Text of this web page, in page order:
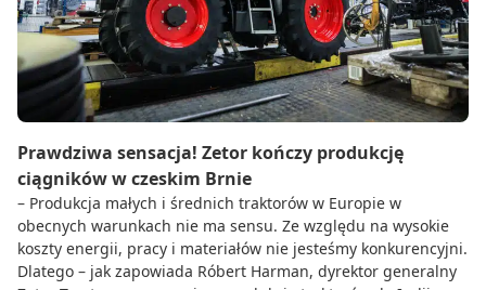
Prawdziwa sensacja! Zetor kończy produkcję
ciągników w czeskim Brnie
– Produkcja małych i średnich traktorów w Europie w
obecnych warunkach nie ma sensu. Ze względu na wysokie
koszty energii, pracy i materiałów nie jesteśmy konkurencyjni.
Dlatego – jak zapowiada Róbert Harman, dyrektor generalny